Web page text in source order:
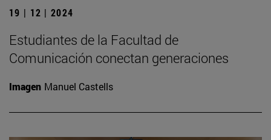
19 | 12 | 2024
Estudiantes de la Facultad de
Comunicación conectan generaciones
Imagen Manuel Castells